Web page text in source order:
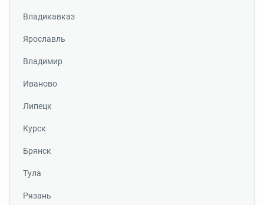
Владикавказ
Ярославль
Владимир
Иваново
Липецк
Курск
Брянск
Тула
Рязань